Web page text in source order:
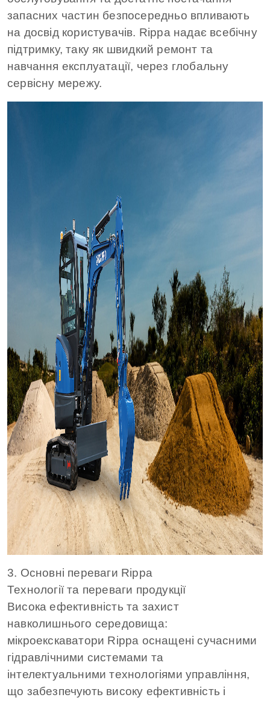
запасних частин безпосередньо впливають
на досвід користувачів. Rippa надає всебічну
підтримку, таку як швидкий ремонт та
навчання експлуатації, через глобальну
сервісну мережу.
3. Основні переваги Rippa
Технології та переваги продукції
Висока ефективність та захист
навколишнього середовища:
мікроекскаватори Rippa оснащені сучасними
гідравлічними системами та
інтелектуальними технологіями управління,
що забезпечують високу ефективність і